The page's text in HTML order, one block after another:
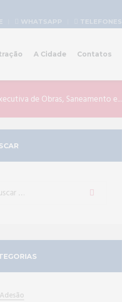
WHATSAPP TELEFONES
A Cidade Contatos
de Obras, Saneamento e...
Adesão